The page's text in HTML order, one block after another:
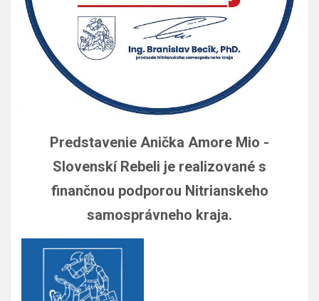
Predstavenie Anička Amore Mio -
Slovenskí Rebeli je realizované s
finančnou podporou Nitrianskeho
samosprávneho kraja.